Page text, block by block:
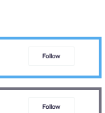
Follow
Follow